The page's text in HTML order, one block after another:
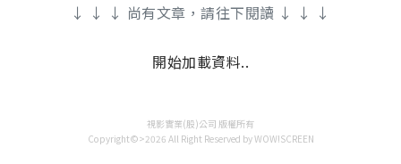
↓ ↓ ↓ 尚有文章，請往下閱讀 ↓ ↓ ↓
開始加載資料..
視影實業(股)公司 版權所有
Copyright©>2026 All Right Reserved by WOW!SCREEN